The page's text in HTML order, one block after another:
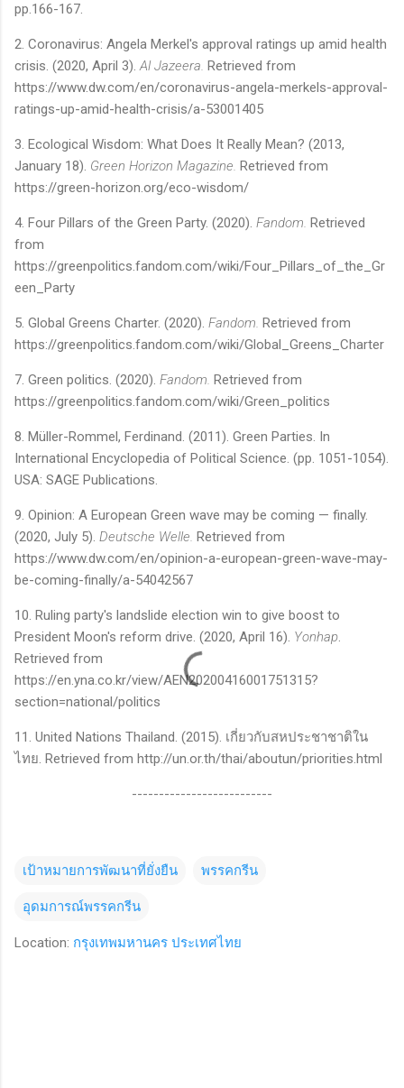
pp.166-167.
2. Coronavirus: Angela Merkel's approval ratings up amid health
crisis. (2020, April 3).Al Jazeera. Retrieved from
https://www.dw.com/en/coronavirus-angela-merkels-approval-
ratings-up-amid-health-crisis/a-53001405
3. Ecological Wisdom: What Does It Really Mean? (2013,
January 18). Green Horizon Magazine. Retrieved from
https://green-horizon.org/eco-wisdom/
4. Four Pillars of the Green Party. (2020). Fandom. Retrieved
from
https://greenpolitics.fandom.com/wiki/Four_Pillars_of_the_Gr
een_Party
5. Global Greens Charter. (2020). Fandom. Retrieved from
https://greenpolitics.fandom.com/wiki/Global_Greens_Charter
7. Green politics. (2020). Fandom. Retrieved from
https://greenpolitics.fandom.com/wiki/Green_politics
8. Müller-Rommel, Ferdinand. (2011). Green Parties. In
International Encyclopedia of Political Science. (pp. 1051-1054).
USA: SAGE Publications.
9. Opinion: A European Green wave may be coming — finally.
(2020, July 5). Deutsche Welle. Retrieved from
https://www.dw.com/en/opinion-a-european-green-wave-may-
be-coming-finally/a-54042567
10. Ruling party's landslide election win to give boost to
President Moon's reform drive. (2020, April 16). Yonhap.
Retrieved from
https://en.yna.co.kr/view/AEN20200416001751315?
section=national/politics
11. United Nations Thailand. (2015). เกี่ยวกับสหประชาชาติใน
ไทย. Retrieved from http://un.or.th/thai/aboutun/priorities.html
--------------------------
เป้าหมายการพัฒนาที่ยั่งยืน พรรคกรีน
อุดมการณ์พรรคกรีน
Location: กรุงเทพมหานคร ประเทศไทย